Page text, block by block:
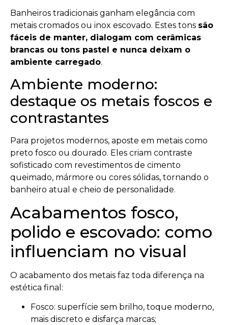
Banheiros tradicionais ganham elegância com
metais cromados ou inox escovado. Estes tons são
fáceis de manter, dialogam com cerâmicas
brancas ou tons pastel e nunca deixam o
ambiente carregado.
Ambiente moderno:
destaque os metais foscos e
contrastantes
Para projetos modernos, aposte em metais como
preto fosco ou dourado. Eles criam contraste
sofisticado com revestimentos de cimento
queimado, mármore ou cores sólidas, tornando o
banheiro atual e cheio de personalidade.
Acabamentos fosco,
polido e escovado: como
influenciam no visual
O acabamento dos metais faz toda diferença na
estética final:
Fosco: superfície sem brilho, toque moderno,
mais discreto e disfarça marcas;